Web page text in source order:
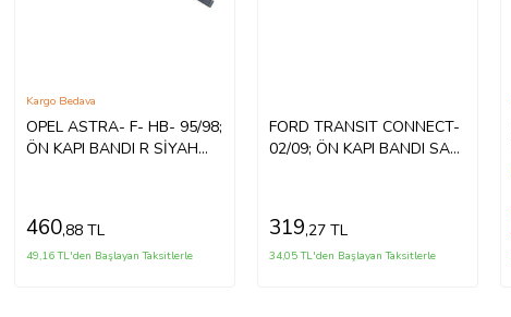
OPEL ASTRA- F- HB- 95/98;
ÖN KAPI BANDI R SİYAH
Kargo Bedava
460,88 TL
49,16 TL'den Başlayan Taksitlerle
FORD TRANSIT CONNECT-
02/09; ÖN KAPI BANDI SAĞ
319,27 TL
34,05 TL'den Başlayan Taksitlerle